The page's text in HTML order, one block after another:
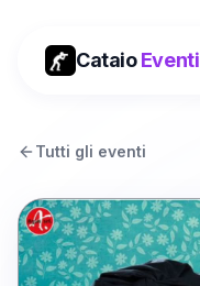
CataioEventi
Tutti gli eventi